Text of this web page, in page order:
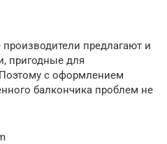
предлагают и
пригодные для
с оформлением
балкончика проблем не